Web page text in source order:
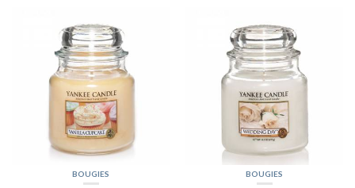
BOUGIES BOUGIES